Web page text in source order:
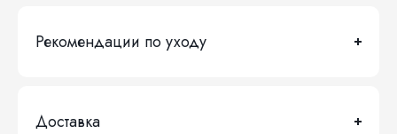
Рекомендации по уходу
Доставка